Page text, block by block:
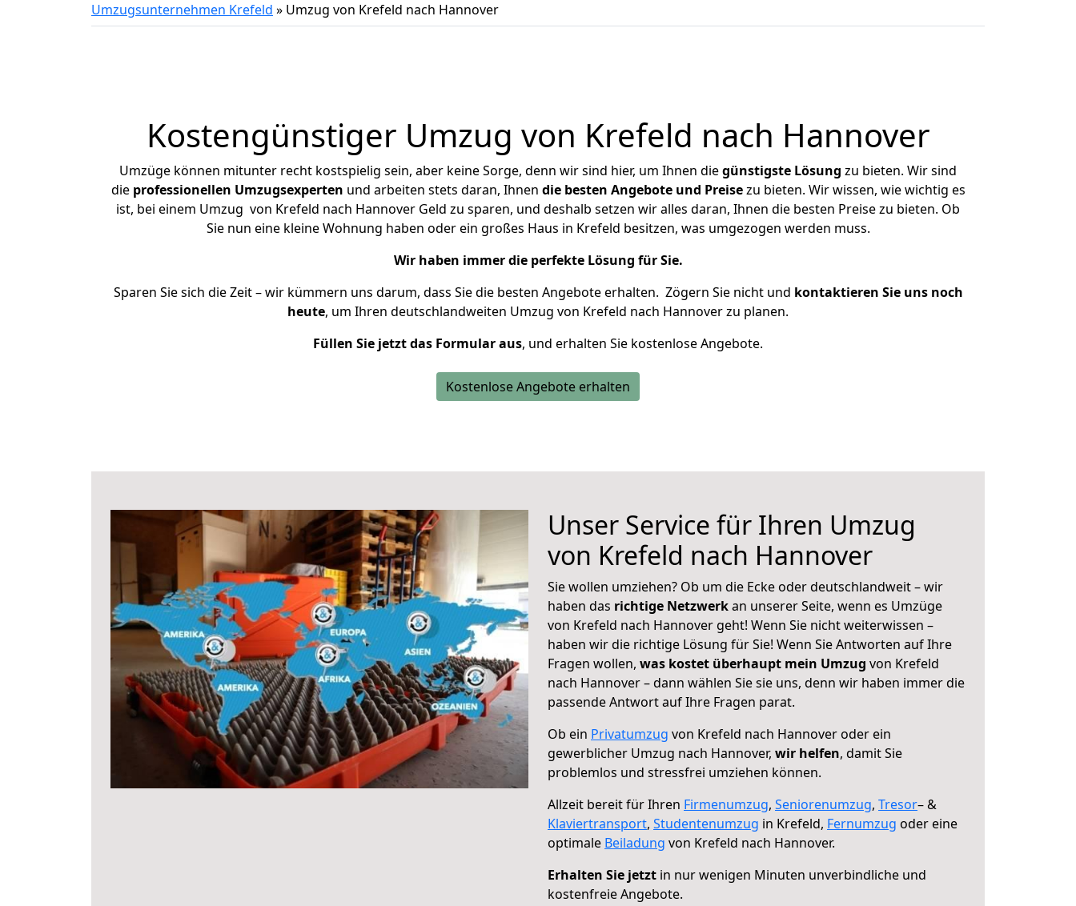
Umzugsunternehmen Krefeld » Umzug von Krefeld nach Hannover
Kostengünstiger Umzug von Krefeld nach Hannover
Umzüge können mitunter recht kostspielig sein, aber keine Sorge, denn wir sind hier, um Ihnen diegünstigste Lösung zu bieten. Wir sind
die professionellen Umzugsexperten und arbeiten stets daran, Ihnen die besten Angebote und Preisezu bieten. Wir wissen, wie wichtig es
ist, bei einem Umzug von Krefeld nach Hannover Geld zu sparen, und deshalb setzen wir alles daran, Ihnen die besten Preise zu bieten. Ob
Sie nun eine kleine Wohnung haben oder ein großes Haus in Krefeld besitzen, was umgezogen werden muss.
Wir haben immer die perfekte Lösung für Sie.
Sparen Sie sich die Zeit – wir kümmern uns darum, dass Sie die besten Angebote erhalten. Zögern Sie nicht und kontaktieren Sie uns noch
heute, um Ihren deutschlandweiten Umzug von Krefeld nach Hannover zu planen.
Füllen Sie jetzt das Formular aus, und erhalten Sie kostenlose Angebote.
Kostenlose Angebote erhalten
Unser Service für Ihren Umzug
von Krefeld nach Hannover
Sie wollen umziehen? Ob um die Ecke oder deutschlandweit – wir
haben das richtige Netzwerkan unserer Seite, wenn es Umzüge
von Krefeld nach Hannover geht! Wenn Sie nicht weiterwissen –
haben wir die richtige Lösung für Sie! Wenn Sie Antworten auf Ihre
Fragen wollen, was kostet überhaupt mein Umzug von Krefeld
nach Hannover – dann wählen Sie sie uns, denn wir haben immer die
passende Antwort auf Ihre Fragen parat.
Ob ein Privatumzug von Krefeld nach Hannover oder ein
gewerblicher Umzug nach Hannover, wir helfen, damit Sie
problemlos und stressfrei umziehen können.
Allzeit bereit für Ihren Firmenumzug, Seniorenumzug, Tresor– &
Klaviertransport, Studentenumzug in Krefeld, Fernumzug oder eine
optimale Beiladung von Krefeld nach Hannover.
Erhalten Sie jetzt in nur wenigen Minuten unverbindliche und
kostenfreie Angebote.